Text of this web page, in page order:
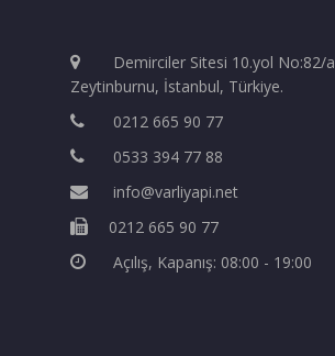
Demirciler Sitesi 10.yol No:82/a
Zeytinburnu, İstanbul, Türkiye.
0212 665 90 77
0533 394 77 88
info@varliyapi.net
0212 665 90 77
Açılış, Kapanış: 08:00 - 19:00